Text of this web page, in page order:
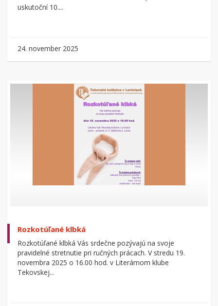
uskutoční 10....
24. november 2025
Rozkotúľané klbká
Rozkotúľané klbká Vás srdečne pozývajú na svoje
pravidelné stretnutie pri ručných prácach. V stredu 19.
novembra 2025 o 16.00 hod. v Literárnom klube
Tekovskej...